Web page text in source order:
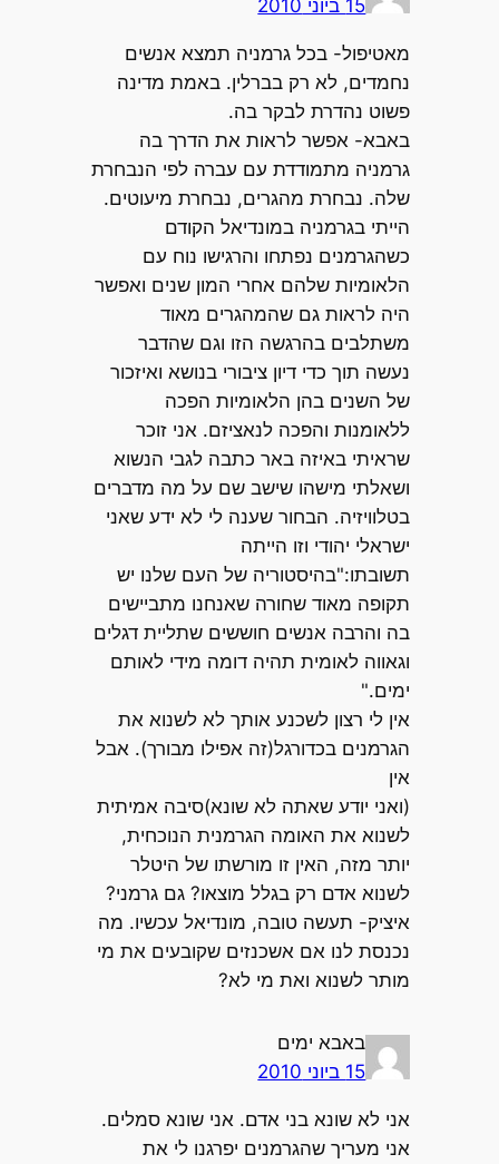
15 ביוני 2010
מאטיפול- בכל גרמניה תמצא אנשים
נחמדים, לא רק בברלין. באמת מדינה
פשוט נהדרת לבקר בה.
באבא- אפשר לראות את הדרך בה
גרמניה מתמודדת עם עברה לפי הנבחרת
שלה. נבחרת מהגרים, נבחרת מיעוטים.
הייתי בגרמניה במונדיאל הקודם
כשהגרמנים נפתחו והרגישו נוח עם
הלאומיות שלהם אחרי המון שנים ואפשר
היה לראות גם שהמהגרים מאוד
משתלבים בהרגשה הזו וגם שהדבר
נעשה תוך כדי דיון ציבורי בנושא ואיזכור
של השנים בהן הלאומיות הפכה
ללאומנות והפכה לנאציזם. אני זוכר
שראיתי באיזה באר כתבה לגבי הנשוא
ושאלתי מישהו שישב שם על מה מדברים
בטלוויזיה. הבחור שענה לי לא ידע שאני
ישראלי יהודי וזו הייתה
תשובתו:"בהיסטוריה של העם שלנו יש
תקופה מאוד שחורה שאנחנו מתביישים
בה והרבה אנשים חוששים שתליית דגלים
וגאווה לאומית תהיה דומה מידי לאותם
ימים."
אין לי רצון לשכנע אותך לא לשנוא את
הגרמנים בכדורגל(זה אפילו מבורך). אבל
אין
(ואני יודע שאתה לא שונא)סיבה אמיתית
לשנוא את האומה הגרמנית הנוכחית,
יותר מזה, האין זו מורשתו של היטלר
לשנוא אדם רק בגלל מוצאו? גם גרמני?
איציק- תעשה טובה, מונדיאל עכשיו. מה
נכנסת לנו אם אשכנזים שקובעים את מי
מותר לשנוא ואת מי לא?
באבא ימים
15 ביוני 2010
אני לא שונא בני אדם. אני שונא סמלים.
אני מעריך שהגרמנים יפרגנו לי את